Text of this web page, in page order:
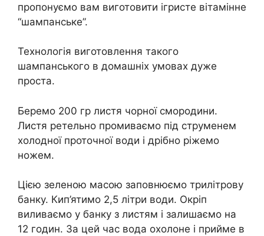
пропонуємо вам виготовити ігристе вітамінне
“шампанське”.
Технологія виготовлення такого
шампанського в домашніх умовах дуже
проста.
Беремо 200 гр листя чорної смородини.
Листя ретельно промиваємо під струменем
холодної проточної води і дрібно ріжемо
ножем.
Цією зеленою масою заповнюємо трилітрову
банку. Кип’ятимо 2,5 літри води. Окріп
виливаємо у банку з листям і залишаємо на
12 годин. За цей час вода охолоне і прийме в